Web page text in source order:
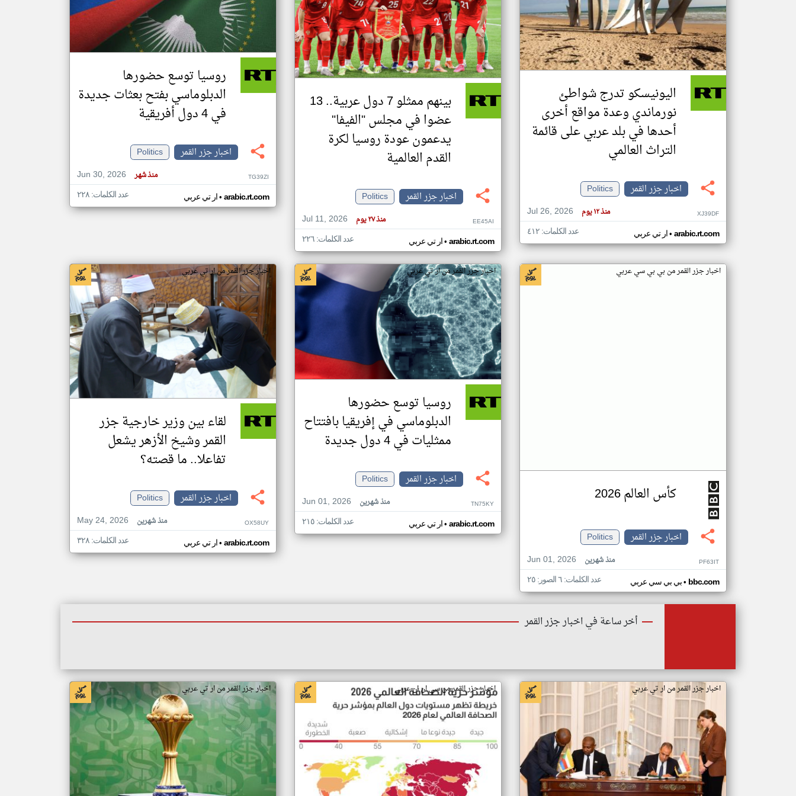
تغيير الدولة
اخبار جزر القمر على مدار الساعة
أهم اخبار جزر القمر العاجلة والمباشرة
اليونيسكو تدرج شواطئ
نورماندي وعدة مواقع أخرى
أحدها في بلد عربي على قائمة
التراث العالمي
اخبار جزر القمر
Politics
Jul 26, 2026
منذ ١٢ يوم XJ39DF
ار تي عربي• arabic.rt.com عدد الكلمات: ٤١٢
بينهم ممثلو 7 دول عربية.. 13
عضوا في مجلس "الفيفا"
يدعمون عودة روسيا لكرة
القدم العالمية
اخبار جزر القمر
Politics
Jul 11, 2026
منذ ٢٧ يوم EE45AI
ار تي عربي• arabic.rt.com عدد الكلمات: ٢٢٦
روسيا توسع حضورها
الدبلوماسي بفتح بعثات جديدة
في 4 دول أفريقية
اخبار جزر القمر
Politics
Jun 30, 2026
منذ شهر TG39ZI
ار تي عربي• arabic.rt.com عدد الكلمات: ٢٢٨
اخبار جزر القمر من بي بي سي عربي
كأس العالم 2026
اخبار جزر القمر
Politics
Jun 01, 2026
منذ شهرين PF63IT
بي بي سي عربي• bbc.com عدد الكلمات: ٦ الصور: ٢٥
اخبار جزر القمر من ار تي عربي
روسيا توسع حضورها
الدبلوماسي في إفريقيا بافتتاح
ممثليات في 4 دول جديدة
اخبار جزر القمر
Politics
Jun 01, 2026
منذ شهرين TN75KY
ار تي عربي• arabic.rt.com عدد الكلمات: ٢١٥
اخبار جزر القمر من ار تي عربي
لقاء بين وزير خارجية جزر
القمر وشيخ الأزهر يشعل
تفاعلا.. ما قصته؟
اخبار جزر القمر
Politics
May 24, 2026
منذ شهرين OX58UY
ار تي عربي• arabic.rt.com عدد الكلمات: ٣٢٨
أخر ساعة في اخبار جزر القمر
اخبار جزر القمر من ار تي عربي اخبار جزر القمر من سي ان ان عربي اخبار جزر القمر من ار تي عربي
klyoum.com